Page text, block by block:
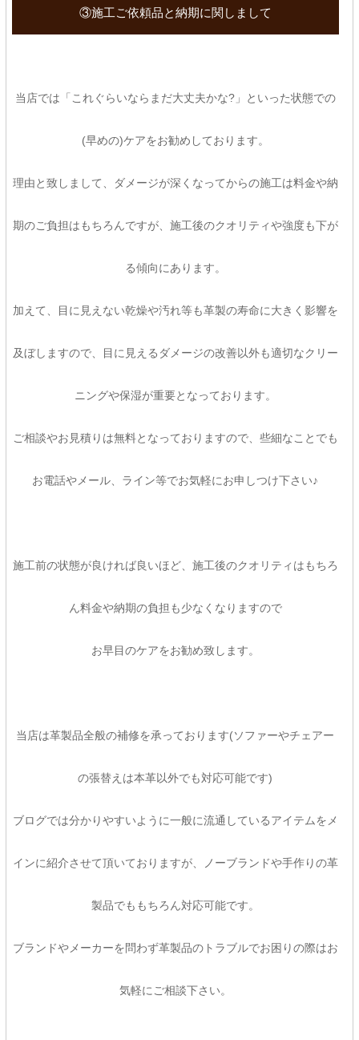
③施工ご依頼品と納期に関しまして
当店では「これぐらいならまだ大丈夫かな?」といった状態での
(早めの)ケアをお勧めしております。
理由と致しまして、ダメージが深くなってからの施工は料金や納
期のご負担はもちろんですが、施工後のクオリティや強度も下が
る傾向にあります。
加えて、目に見えない乾燥や汚れ等も革製の寿命に大きく影響を
及ぼしますので、目に見えるダメージの改善以外も適切なクリー
ニングや保湿が重要となっております。
ご相談やお見積りは無料となっておりますので、些細なことでも
お電話やメール、ライン等でお気軽にお申しつけ下さい♪
施工前の状態が良ければ良いほど、施工後のクオリティはもちろ
ん料金や納期の負担も少なくなりますので
お早目のケアをお勧め致します。
当店は革製品全般の補修を承っております(ソファーやチェアー
の張替えは本革以外でも対応可能です)
ブログでは分かりやすいように一般に流通しているアイテムをメ
インに紹介させて頂いておりますが、ノーブランドや手作りの革
製品でももちろん対応可能です。
ブランドやメーカーを問わず革製品のトラブルでお困りの際はお
気軽にご相談下さい。